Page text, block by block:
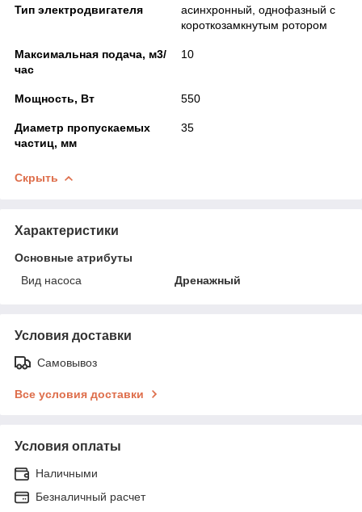
Тип электродвигателя
асинхронный, однофазный с
короткозамкнутым ротором
Максимальная подача, м3/
час
10
Мощность, Вт 550
Диаметр пропускаемых
частиц, мм
35
Скрыть
Характеристики
Основные атрибуты
Вид насоса
Дренажный
Условия доставки
Самовывоз
Все условия доставки
Условия оплаты
Наличными
Безналичный расчет